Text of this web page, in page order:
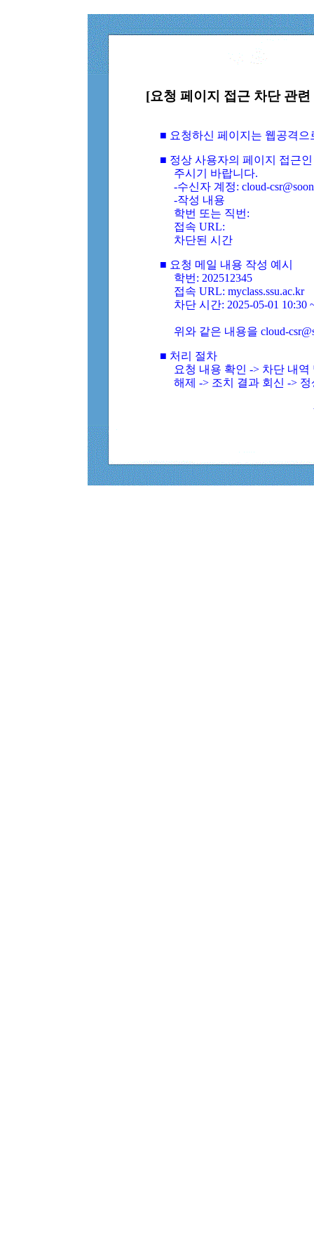
[요청 페이지 접근 차단 관
■ 요청하신 페이지는 웹공격
■ 정상 사용자의 페이지 접근
주시기 바랍니다.
-수신자 계정: cloud-
-작성 내용
학번 또는 직번:
접속 URL:
차단된 시간
■ 요청 메일 내용 작성 예시
학번: 202512345
접속 URL: myclass.ssu.ac.kr
차단 시간: 2025-05-01 10:30
위와 같은 내용을 cloud-
■ 처리 절차
요청 내용 확인 -> 차단 내
해제 -> 조치 결과 회신 ->